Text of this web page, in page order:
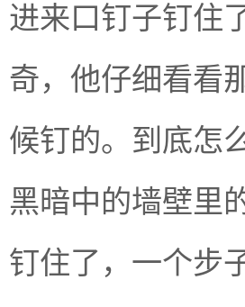
进来口钉子钉住
奇，他仔细看看
候钉的。到底怎
黑暗中的墙壁里
钉住了，一个步